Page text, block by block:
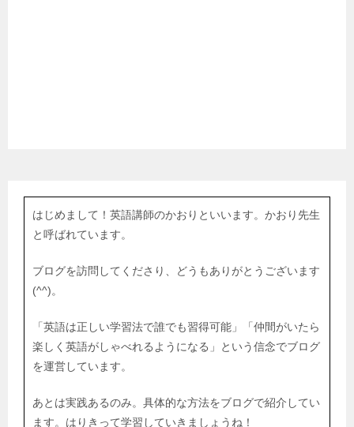
はじめまして！英語講師のかおりといいます。かおり先生
と呼ばれています。
ブログを訪問してくださり、どうもありがとうございます
(^^)。
「英語は正しい学習法で誰でも習得可能」「仲間がいたら
楽しく英語がしゃべれるようになる」という信念でブログ
を運営しています。
あとは実践あるのみ。具体的な方法をブログで紹介してい
ます。はりきって学習していきましょうね！